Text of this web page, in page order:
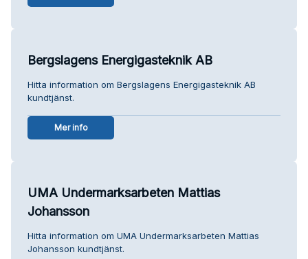
Bergslagens Energigasteknik AB
Hitta information om Bergslagens Energigasteknik AB
kundtjänst.
Mer info
UMA Undermarksarbeten Mattias
Johansson
Hitta information om UMA Undermarksarbeten Mattias
Johansson kundtjänst.